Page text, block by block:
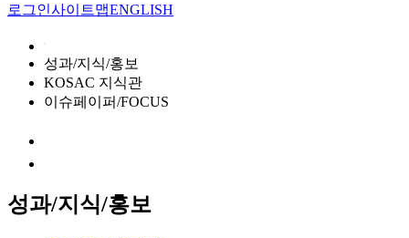
로그인사이트맵ENGLISH
성과/지식/홍보
KOSAC 지식관
이슈페이퍼/FOCUS
성과/지식/홍보